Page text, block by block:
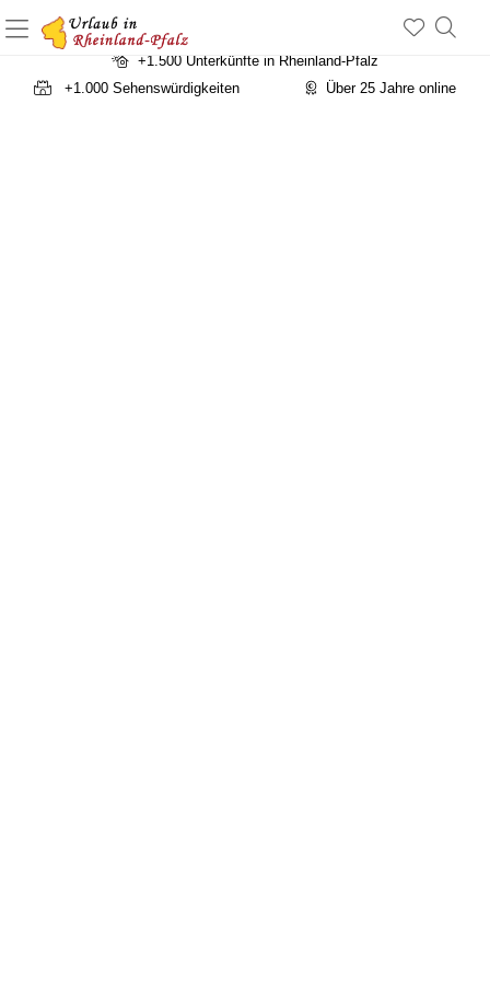
+1.500 Unterkünfte in Rheinland-Pfalz
+1.000 Sehenswürdigkeiten
Über 25 Jahre online